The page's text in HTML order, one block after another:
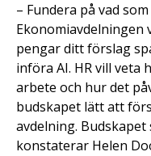
– Fundera på vad
Ekonomiavdelningen
pengar ditt förslag
införa AI. HR vill veta
arbete och hur det
budskapet lätt att
avdelning.
konstaterar Helen